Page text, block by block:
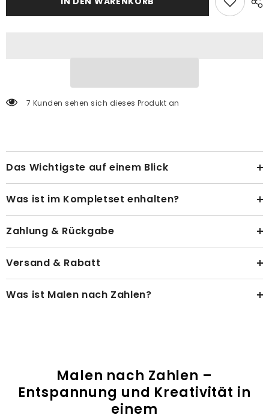
nach
7 Kunden sehen sich dieses Produkt an
Das Wichtigste auf einem Blick
Was ist im Kompletset enhalten?
Zahlung & Rückgabe
Versand & Rabatt
Was ist Malen nach Zahlen?
Malen nach Zahlen –
Entspannung und Kreativität in
einem